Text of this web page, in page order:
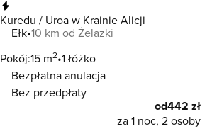
Kuredu / Uroa w Krainie Alicji
Ełk 10 km od Żelazki
Pokój:15 m2 1 łóżko
Bezpłatna anulacja
Bez przedpłaty
od442 zł
za 1 noc, 2 osoby